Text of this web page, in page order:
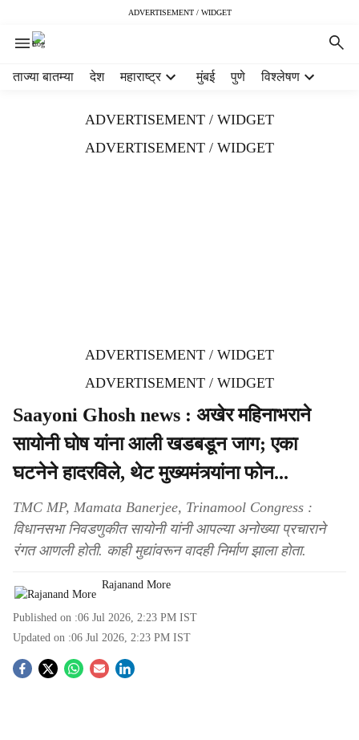
ADVERTISEMENT / WIDGET
ताज्या बातम्या देश महाराष्ट्र मुंबई पुणे विश्लेषण
ADVERTISEMENT / WIDGET
ADVERTISEMENT / WIDGET
ADVERTISEMENT / WIDGET
ADVERTISEMENT / WIDGET
Saayoni Ghosh news : अखेर महिनाभराने
सायोनी घोष यांना आली खडबडून जाग; एका
घटनेने हादरविले, थेट मुख्यमंत्र्यांना फोन...
TMC MP, Mamata Banerjee, Trinamool Congress :
विधानसभा निवडणुकीत सायोनी यांनी आपल्या अनोख्या प्रचाराने
रंगत आणली होती. काही मुद्यांवरून वादही निर्माण झाला होता.
Rajanand More
Published on :06 Jul 2026, 2:23 PM IST
Updated on :06 Jul 2026, 2:23 PM IST
S